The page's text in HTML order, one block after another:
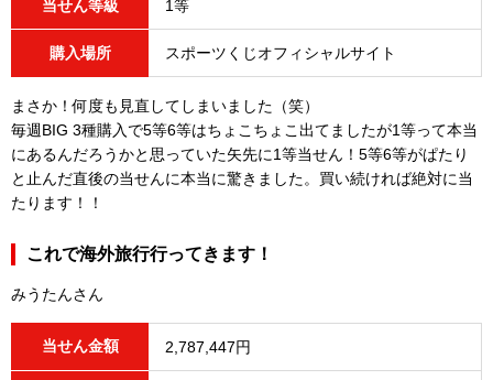
当せん等級 1等
購入場所 スポーツくじオフィシャルサイト
まさか！何度も見直してしまいました（笑）
毎週BIG 3種購入で5等6等はちょこちょこ出てましたが1等って本当
にあるんだろうかと思っていた矢先に1等当せん！5等6等がぱたり
と止んだ直後の当せんに本当に驚きました。買い続ければ絶対に当
たります！！
これで海外旅行行ってきます！
みうたんさん
当せん金額 2,787,447円